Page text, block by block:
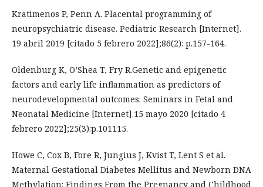
Kratimenos P, Penn A. Placental programming of
neuropsychiatric disease. Pediatric Research [Internet].
19 abril 2019 [citado 5 febrero 2022];86(2): p.157-164.
Oldenburg K, O’Shea T, Fry R.Genetic and epigenetic
factors and early life inflammation as predictors of
neurodevelopmental outcomes. Seminars in Fetal and
Neonatal Medicine [Internet].15 mayo 2020 [citado 4
febrero 2022];25(3):p.101115.
Howe C, Cox B, Fore R, Jungius J, Kvist T, Lent S et al.
Maternal Gestational Diabetes Mellitus and Newborn DNA
Methylation: Findings From the Pregnancy and Childhood